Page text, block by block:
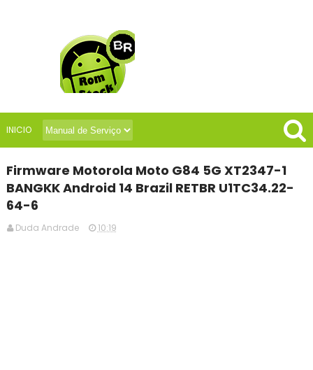
INICIO
Firmware Motorola Moto G84 5G XT2347-1
BANGKK Android 14 Brazil RETBR U1TC34.22-
64-6
Duda Andrade 10:19